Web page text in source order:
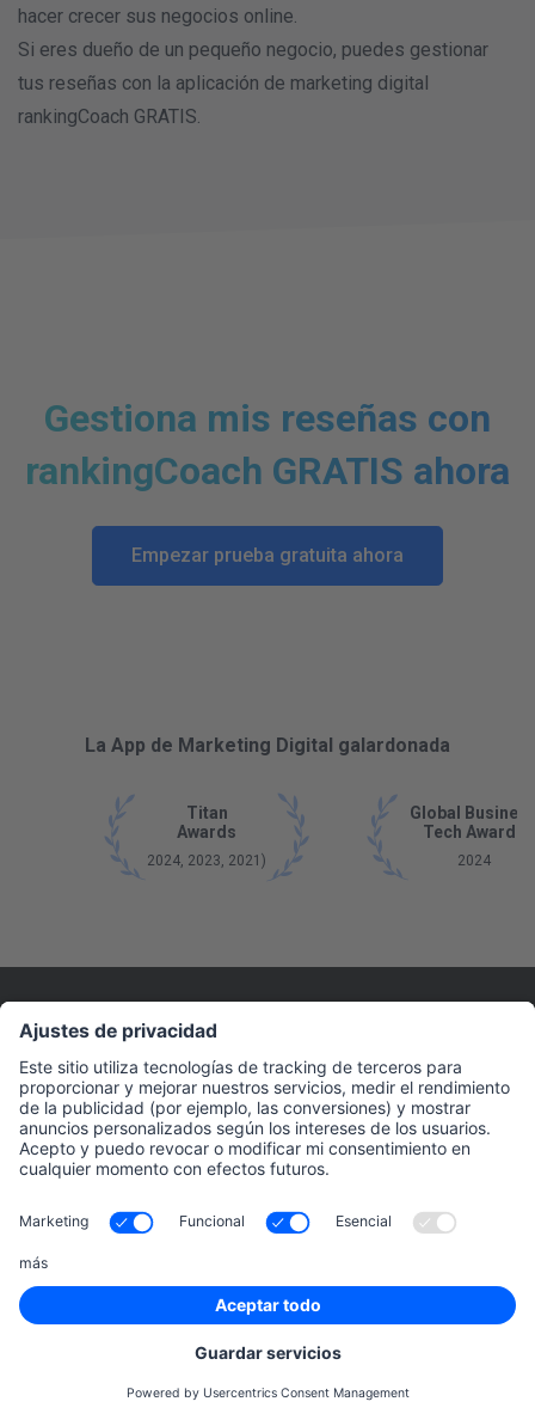
hacer crecer sus negocios online.
Si eres dueño de un pequeño negocio, puedes gestionar
tus reseñas con la aplicación de marketing digital
rankingCoach GRATIS.
Gestiona mis reseñas con
rankingCoach GRATIS ahora
Empezar prueba gratuita ahora
La App de Marketing Digital galardonada
Titan
Awards
2024, 2023, 2021)
Global
Tech Awards
2024
Funciones
Presencia Online
Google Ads
Reputación Online